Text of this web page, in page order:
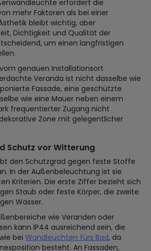
erfordert die
mehr Faktoren als bei einer
bleibt wichtig, aber
Dichtigkeit und Qualität der
um einen langfristigen
genauen Installationsort
Veranda ist nicht dasselbe wie
Fassade, eine geschützte
wie eine Mauer neben einem
frequentierter Zugang nicht
Zone mit gelegentlicher
Schutz vor Witterung
den Schutzgrad gegen feste Stoffe
In der Außenbeleuchtung ist sie
Kriterien. Die erste Ziffer bezieht sich
Staub oder feste Körper, die zweite
Wasser.
wie Veranden oder
kann IP44 ausreichend sein, die
bei Wandleuchten fürs Bad, da
besteht. An Fassaden,